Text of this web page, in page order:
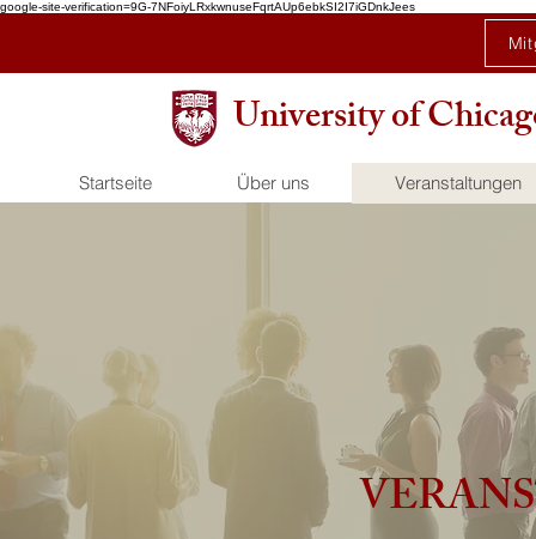
google-site-verification=9G-7NFoiyLRxkwnuseFqrtAUp6ebkSI2I7iGDnkJees
University of
Startseite Über uns Veranstaltungen